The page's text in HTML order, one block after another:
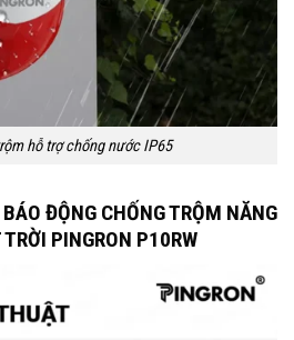
hỗ trợ chống nước IP65
ĐỘNG CHỐNG TRỘM NĂNG
PINGRON P10RW